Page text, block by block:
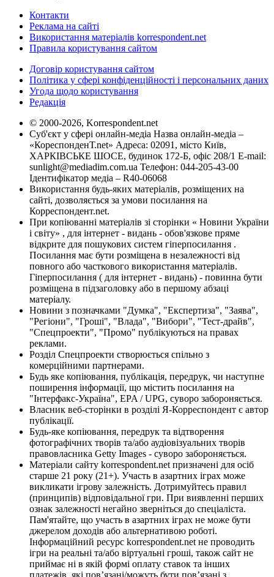
Контакти
Реклама на сайті
Використання матеріалів korrespondent.net
Правила користування сайтом
Договір користування сайтом
Політика у сфері конфіденційності і персональних даних
Угода щодо користування
Редакція
© 2000-2026, Korrespondent.net
Суб'єкт у сфері онлайн-медіа Назва онлайн-медіа –
«КореспонденТ.net» Адреса: 02091, місто Київ,
ХАРКІВСЬКЕ ШОСЕ, будинок 172-Б, офіс 208/1 E-mail:
sunlight@mediadim.com.ua Телефон: 044-205-43-00
Ідентифікатор медіа – R40-06068
Використання будь-яких матеріалів, розміщених на
сайті, дозволяється за умови посилання на
Корреспондент.net.
При копіюванні матеріалів зі сторінки « Новини України
і світу» , для інтернет - видань - обов'язкове пряме
відкрите для пошукових систем гіперпосилання .
Посилання має бути розміщена в незалежності від
повного або часткового використання матеріалів.
Гіперпосилання ( для інтернет - видань) - повинна бути
розміщена в підзаголовку або в першому абзаці
матеріалу.
Новини з позначками "Думка", "Експертиза", "Заява",
"Регіони", "Гроші", "Влада", "Вибори", "Тест-драйв",
"Спецпроекти", "Промо" публікуються на правах
реклами.
Розділ Спецпроекти створюється спільно з
комерційними партнерами.
Будь яке копіювання, публікація, передрук, чи наступне
поширення інформації, що містить посилання на
"Інтерфакс-Україна", EPA / UPG, суворо забороняється.
Власник веб-сторінки в розділі Я-Корреспондент є автор
публікації.
Будь-яке копіювання, передрук та відтворення
фотографічних творів та/або аудіовізуальних творів
правовласника Getty Images - суворо забороняється.
Матеріали сайту korrespondent.net призначені для осіб
старше 21 року (21+). Участь в азартних іграх може
викликати ігрову залежність. Дотримуйтесь правил
(принципів) відповідальної гри. При виявленні перших
ознак залежності негайно зверніться до спеціаліста.
Пам'ятайте, що участь в азартних іграх не може бути
джерелом доходів або альтернативою роботі.
Інформаційний ресурс korrespondent.net не проводить
ігри на реальні та/або віртуальні гроші, також сайт не
приймає ні в якій формі оплату ставок та інших
платежів, які пов’язані/можуть бути пов’язані з